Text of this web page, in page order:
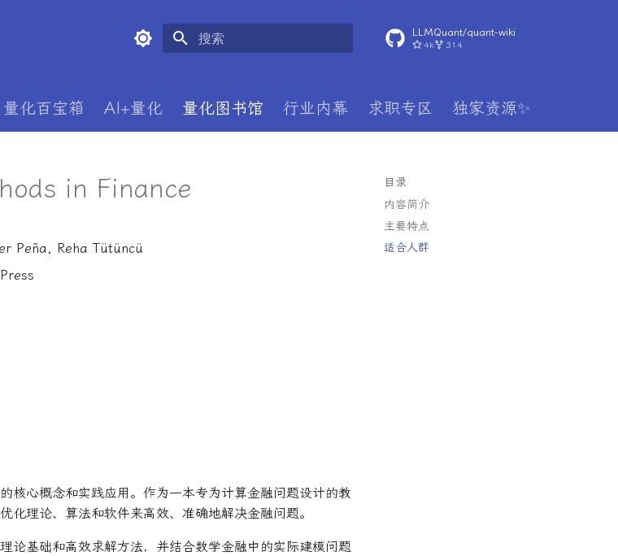
LLMQuant/quant-wiki
4k 314
量化百宝箱 AI+量化 量化图书馆 行业内幕 求职专区 独家资源✨
目录
内容简介
主要特点
适合人群
in Finance
Peña, Reha Tütüncü
核心概念和实践应用。作为一本专为计算金融问题设计的教
化理论、算法和软件来高效、准确地解决金融问题。
论基础和高效求解方法，并结合数学金融中的实际建模问题